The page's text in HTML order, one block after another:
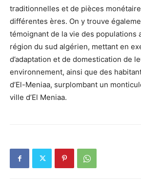
traditionnelles et de pièces
différentes ères. On y trouve
témoignant de la vie des populations
région du sud algérien, mettant en
d’adaptation et de domestication de
environnement, ainsi que des
d’El-Meniaa, surplombant un
ville d’El Meniaa.